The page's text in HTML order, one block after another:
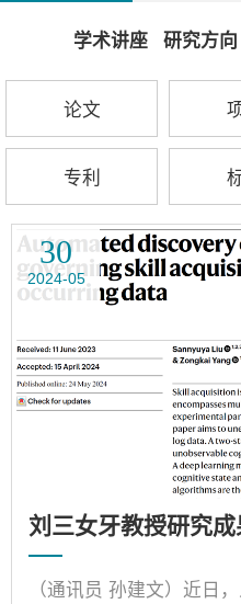
学术讲座 研究方向
论文
专利
30
2024-05
（通讯员 孙建文）近日